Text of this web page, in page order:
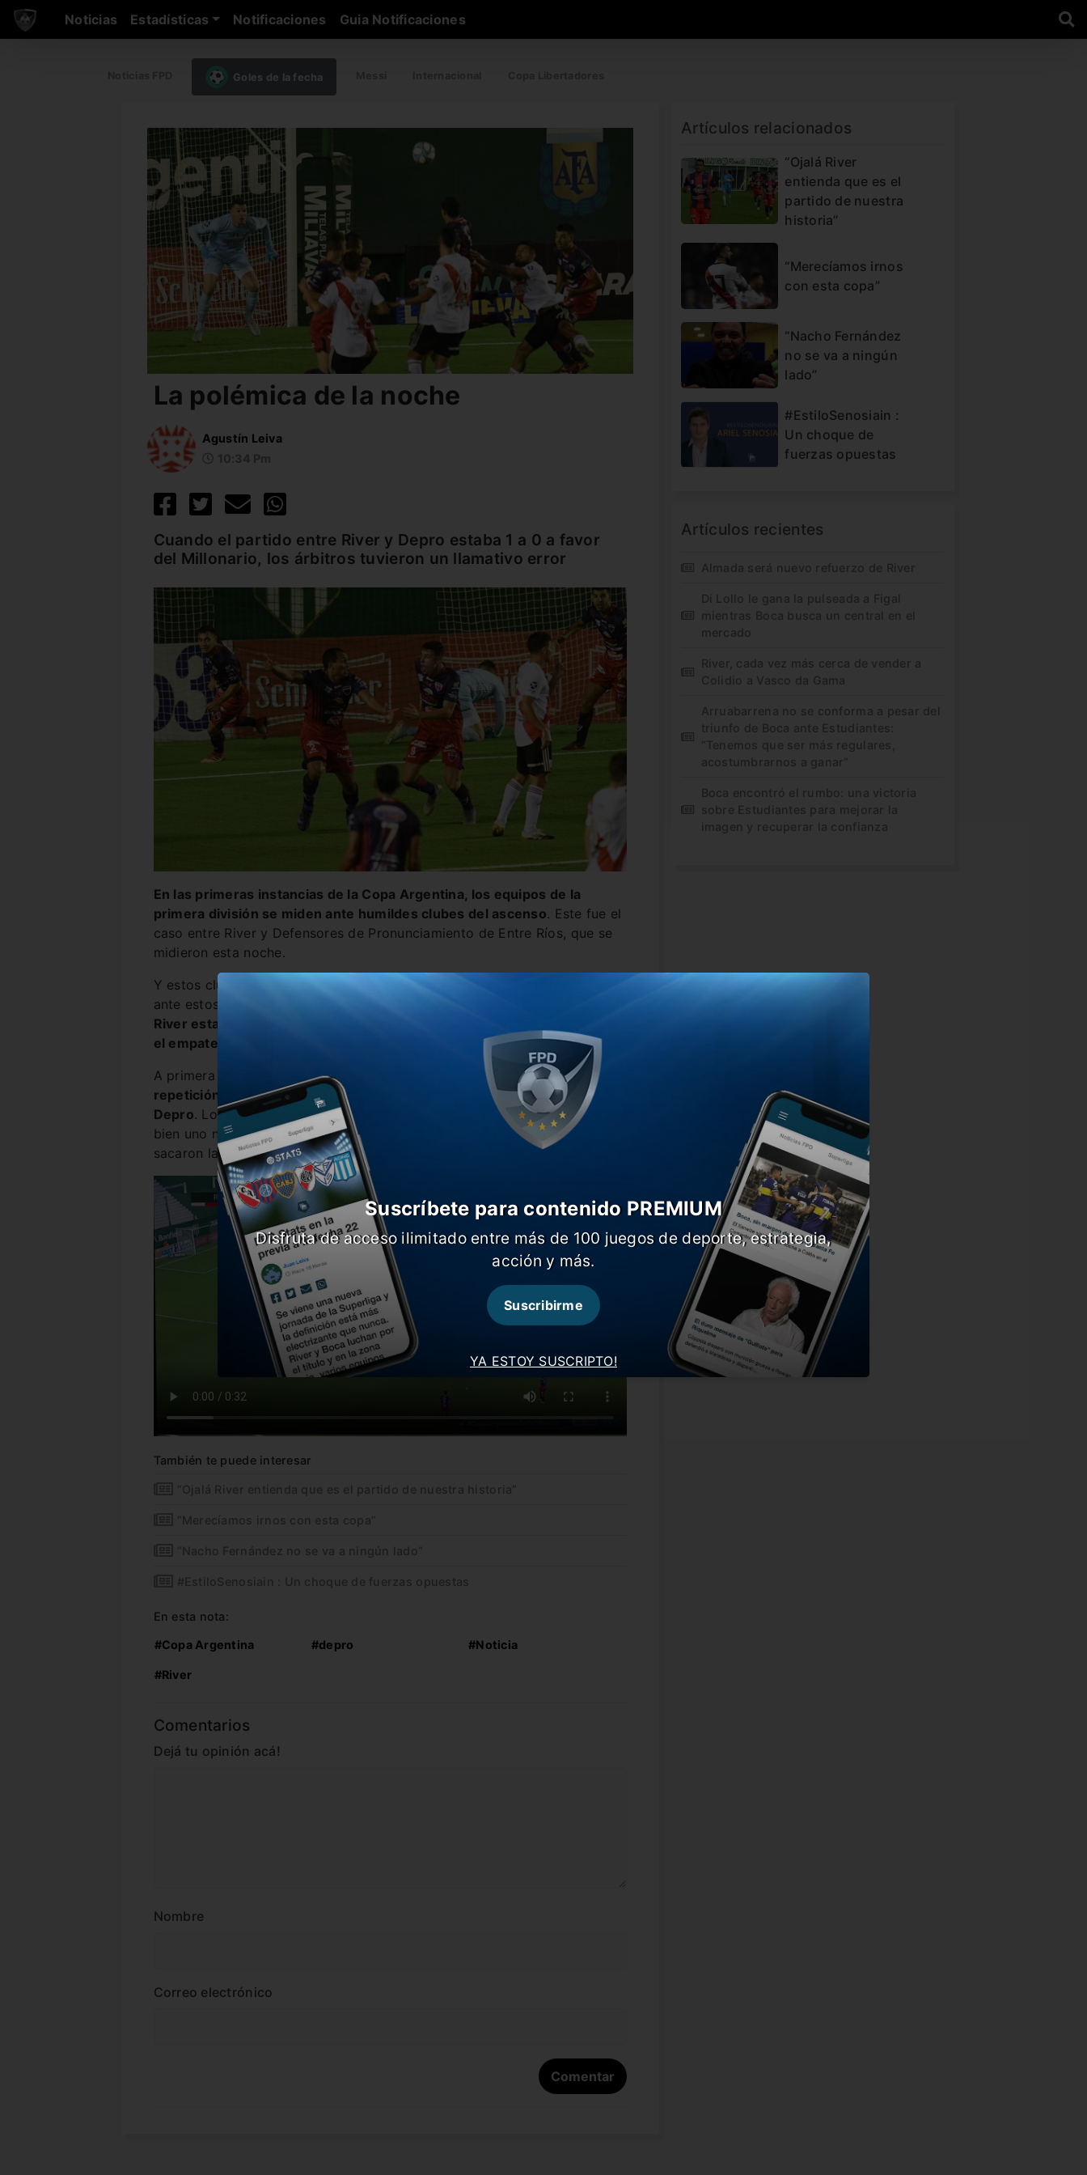
Noticias Estadísticas Notificaciones Guia Notificaciones
Goles de la fecha
La polémica de la noche
Agustín Leiva
Cuando el partido entre River y Depro estaba 1 a 0 a favor
del Millonario, los árbitros tuvieron un llamativo error
En las primeras instancias de la Copa Argentina, los equipos de la
primera división se miden ante humildes clubes del ascenso. Este fue el
caso entre River y Defensores de Pronunciamiento de Entre Ríos, que se
midieron esta noche.
Y estos clubes que suelen jugar en el ascenso, buscar alcanzar la heroica
ante estos gigantes del fútbol argentino. En el partido de esta noche,
River estaba ganando por 1 a 0, y en una pelota parada Depro consiguió
el empate pero el linea levantó la bandera.
A primera vista parecía haber estado bien cobrado el offside,pero en la
repetición se ve como claramente estaba habilitado el jugador de
Depro. Lo que hubiera significado el empate para los de Entre Ríos, si
bien uno no sabe como hubiera repercutido en el encuentro, a Alves le
sacaron la posibilidad de contar que le hizo un gol a River.
También te puede interesar
“Ojalá River entienda que es el partido de nuestra historia”
“Merecíamos irnos con esta copa”
“Nacho Fernández no se va a ningún lado”
#EstiloSenosiain : Un choque de fuerzas opuestas
En esta nota:
#Copa Argentina #depro #Noticia
#River
Comentarios
Dejá tu opinión acá!
Nombre
Correo electrónico
Artículos relacionados
“Ojalá River
entienda que es el
partido de nuestra
historia”
“Merecíamos irnos
con esta copa”
“Nacho Fernández
no se va a ningún
lado”
#EstiloSenosiain :
Un choque de
fuerzas opuestas
Artículos recientes
Almada será nuevo refuerzo de River
Di Lollo le gana la pulseada a Figal
mientras Boca busca un central en el
mercado
River, cada vez más cerca de vender a
Colidio a Vasco da Gama
Arruabarrena no se conforma a pesar del
triunfo de Boca ante Estudiantes:
“Tenemos que ser más regulares,
acostumbrarnos a ganar”
Boca encontró el rumbo: una victoria
sobre Estudiantes para mejorar la
imagen y recuperar la confianza
YA ESTOY SUSCRIPTO!
Suscríbete para contenido PREMIUM
Disfruta de acceso ilimitado entre más de 100 juegos de deporte, estrategia,
acción y más.
Suscribirme